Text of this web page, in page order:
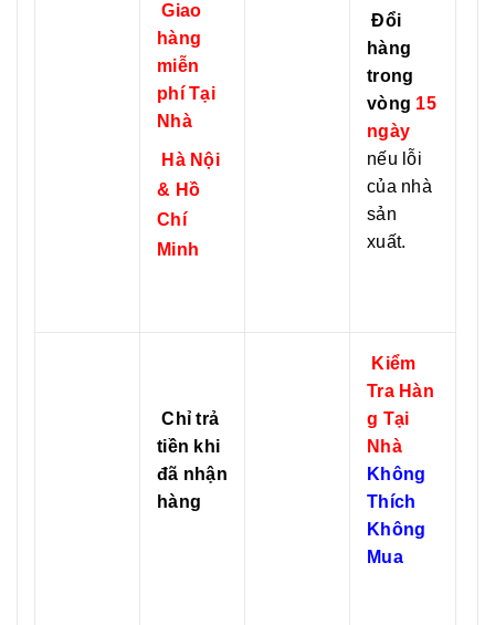
Giao
hàng
miễn
phí Tại
Nhà
Hà Nội
& Hồ
Chí
Minh
Đổi
hàng
trong
vòng 15
ngày
nếu lỗi
của nhà
sản
xuất.
Chỉ trả
tiền khi
đã nhận
hàng
Kiểm
Tra Hàn
g Tại
Nhà
Không
Thích
Không
Mua